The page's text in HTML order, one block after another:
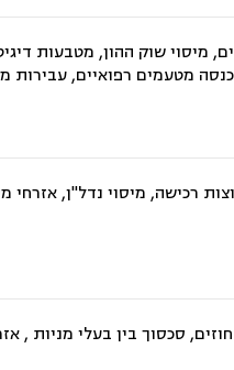
שוק ההון, מטבעות
מטעמים רפואיים, עבירות
רכישה, מיסוי נדל"ן, אזרחי
סכסוך בין בעלי מניות ,